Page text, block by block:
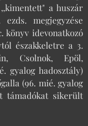
a huszár
megjegyzése
könyv idevonatkozó
északkeletre a 3.
Csolnok, Epöl,
gyalog hadosztály)
(96. mié. gyalog
támadókat sikerült